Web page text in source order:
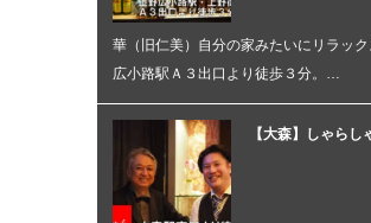
華（旧仁美）自分の家みたいにリラッ
広小路駅Ａ３出口より徒歩３分。…
【大森】しゃらし